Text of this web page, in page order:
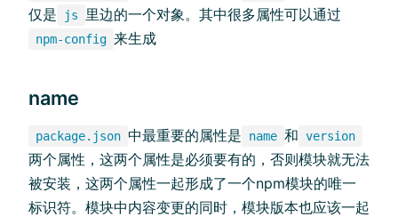
仅是
js 里边的一个对象。其中很多属性可以通过
npm-config 来生成
name
package.json 中最重要的属性是 name 和 version
两个属性，这两个属性是必须要有的，否则模块就无法
被安装，这两个属性一起形成了一个npm模块的唯一
标识符。模块中内容变更的同时，模块版本也应该一起